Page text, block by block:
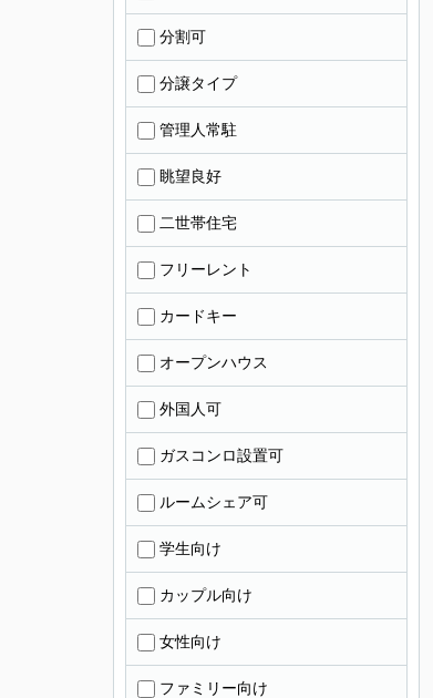
分割可
分譲タイプ
管理人常駐
眺望良好
二世帯住宅
フリーレント
カードキー
オープンハウス
外国人可
ガスコンロ設置可
ルームシェア可
学生向け
カップル向け
女性向け
ファミリー向け